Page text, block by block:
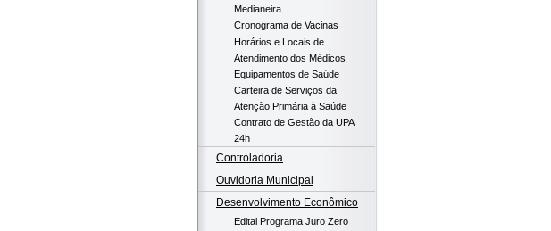
Medianeira
Cronograma de Vacinas
Horários e Locais de
Atendimento dos Médicos
Equipamentos de Saúde
Carteira de Serviços da
Atenção Primária à Saúde
Contrato de Gestão da UPA
24h
Controladoria
Ouvidoria Municipal
Desenvolvimento Econômico
Edital Programa Juro Zero